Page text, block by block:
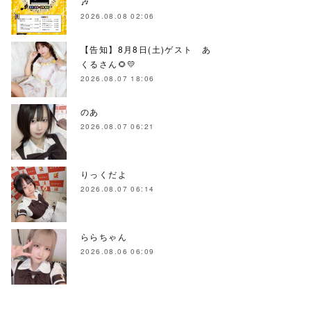
2026.08.08 02:06
【告知】8月8日(土)ゲスト あ
くるさん🌻💛
2026.08.07 18:06
のあ
2026.08.07 06:21
りっくだよ
2026.08.07 06:14
ららちゃん
2026.08.06 06:09